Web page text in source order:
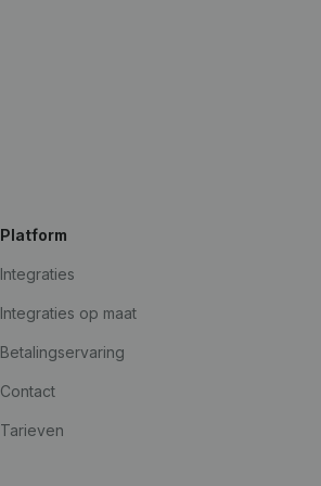
Platform
Integraties
Integraties op maat
Betalingservaring
Contact
Tarieven